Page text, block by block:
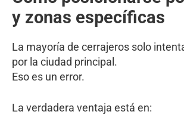
y zonas específicas
La mayoría de cerrajeros solo
por la ciudad principal.
Eso es un error.
La verdadera ventaja está en: